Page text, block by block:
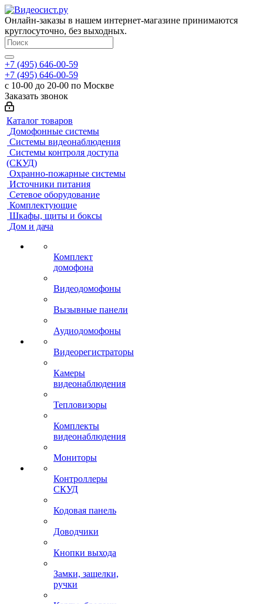
Онлайн-заказы в нашем интернет-магазине принимаются
круглосуточно, без выходных.
+7 (495) 646-00-59
+7 (495) 646-00-59
с 10-00 до 20-00 по Москве
Заказать звонок
Каталог товаров
Домофонные системы
Системы видеонаблюдения
Системы контроля доступа
(СКУД)
Охранно-пожарные системы
Источники питания
Сетевое оборудование
Комплектующие
Шкафы, щиты и боксы
Дом и дача
Комплект
домофона
Видеодомофоны
Вызывные панели
Аудиодомофоны
Видеорегистраторы
Камеры
видеонаблюдения
Тепловизоры
Комплекты
видеонаблюдения
Мониторы
Контроллеры
СКУД
Кодовая панель
Доводчики
Кнопки выхода
Замки, защелки,
ручки